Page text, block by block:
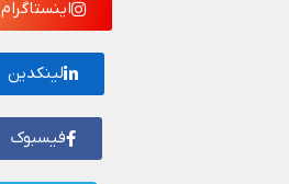
اینستاگرام
لینکدین
فیسبوک